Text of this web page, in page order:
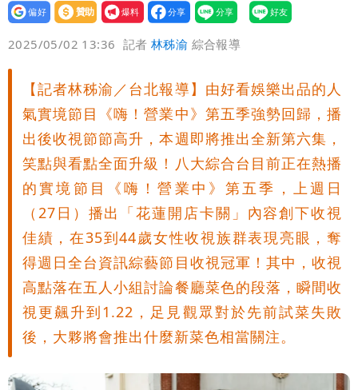
日人讚爆：乾脆給台灣統治
這次真的不一樣？南亞科砸3466億拚先
進製程 挑戰擴產魔咒
連戰二媳罕見發火！砲轟財政部「不負責
任」
獨家｜蕭敬騰「渡邉」日料店慘遇惡房
東！漲租→續約前翻臉→存證信逼遷
Summer火大（壹蘋10點強打）
苦茶癌油｜威加2老闆交保！採購、中間
商羈押禁見
廉航新規「頭頂置物櫃收費」 網崩潰：
上廁所多少？
白海豚路徑變了！專家：離台又更近 暴
風圈逼近岸處
3資深房仲遭聲押禁見！士院裁定全交保
＋限居
UNIQLO涼感衣不涼？店員揭「洗標編
號」藏玄機
國家隊戰績！投資報酬率飆81％ 台積
電一檔狂賺76億
賴清德「總統級嘲諷」嗆爆盧秀燕！8年
設為
贊助
我要
爆料
2025/05/02 13:36 記者林秭渝 綜合報導
【記者林秭渝／台北報導】由好看娛樂出品的人
氣實境節目《嗨！營業中》第五季強勢回歸，播
出後收視節節高升，本週即將推出全新第六集，
笑點與看點全面升級！八大綜合台目前正在熱播
的實境節目《嗨！營業中》第五季，上週日
（27日）播出「花蓮開店卡關」內容創下收視
佳績，在35到44歲女性收視族群表現亮眼，奪
得週日全台資訊綜藝節目收視冠軍！其中，收視
高點落在五人小組討論餐廳菜色的段落，瞬間收
視更飆升到1.22，足見觀眾對於先前試菜失敗
後，大夥將會推出什麼新菜色相當關注。